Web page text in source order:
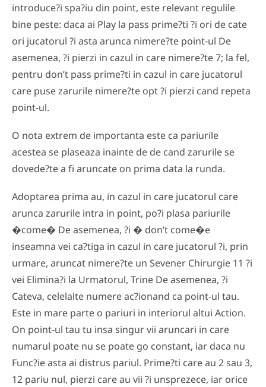
introduce?i spa?iu din point, este relevant regulile
bine peste: daca ai Play la pass prime?ti ?i ori de cate
ori jucatorul ?i asta arunca nimere?te point-ul De
asemenea, ?i pierzi in cazul in care nimere?te 7; la fel,
pentru don’t pass prime?ti in cazul in care jucatorul
care puse zarurile nimere?te opt ?i pierzi cand repeta
point-ul.
O nota extrem de importanta este ca pariurile
acestea se plaseaza inainte de de cand zarurile se
dovede?te a fi aruncate on prima data la runda.
Adoptarea prima au, in cazul in care jucatorul care
arunca zarurile intra in point, po?i plasa pariurile
�come� De asemenea, ?i � don’t come�e
inseamna vei ca?tiga in cazul in care jucatorul ?i, prin
urmare, aruncat nimere?te un Sevener Chirurgie 11 ?i
vei Elimina?i la Urmatorul, Trine De asemenea, ?i
Cateva, celelalte numere ac?ionand ca point-ul tau.
Este in mare parte o pariuri in interiorul altui Action.
On point-ul tau tu insa singur vii aruncari in care
numarul poate nu se poate go constant, iar daca nu
Func?ie asta ai distrus pariul. Prime?ti care au 2 sau 3,
12 pariu nul, pierzi care au vii ?i unsprezece, iar orice